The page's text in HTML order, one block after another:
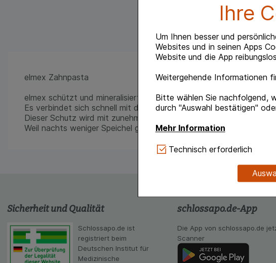
Ihre
Um Ihnen besser und
Websites und in seinen Apps
Website und die App
Weitergehende Informationen
Bitte wählen Sie nachfolgend,
durch "Auswahl bestätigen"
Mehr Information
Technisch Notwendig:Hierbei
verzichtet werden kann.
gestalten, beispielsweise für
Verhaltensweisen (z.B.
Statistik & Tracking:
Hierüber
unserer Website sammeln, mit
Inhalt auf unserer Website
Technisch erforderlich
elmex Zahnpasta
elmex schützt und mineralisiert die Zähne mit besonders
Es verbindet sich schnell mit dem Zahnschmelz und macht ihn
Dieser Schutz wird mit zunehmender Einwirkungsdauer verstärkt.
Weil nachts weniger Speichel gebildet wird, kann das Aminfluorid
Sicherheit und Qualität
Schlossapo.de ist
registriert beim
Deutschen Institut für
Medizinische
schlossapo.de-App
Die App von schlossapo.de
Scanner